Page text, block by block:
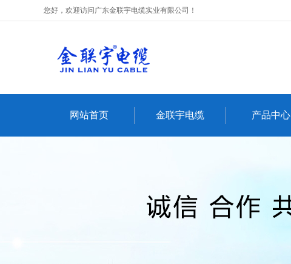
您好，欢迎访问广东金联宇电缆实业有限公司！
网站首页 金联宇电缆 产品中心